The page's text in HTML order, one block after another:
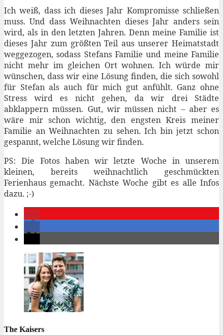
Ich weiß, dass ich dieses Jahr Kompromisse schließen
muss. Und dass Weihnachten dieses Jahr anders sein
wird, als in den letzten Jahren. Denn meine Familie ist
dieses Jahr zum größten Teil aus unserer Heimatstadt
weggezogen, sodass Stefans Familie und meine Familie
nicht mehr im gleichen Ort wohnen. Ich würde mir
wünschen, dass wir eine Lösung finden, die sich sowohl
für Stefan als auch für mich gut anfühlt. Ganz ohne
Stress wird es nicht gehen, da wir drei Städte
abklappern müssen. Gut, wir müssen nicht – aber es
wäre mir schon wichtig, den engsten Kreis meiner
Familie an Weihnachten zu sehen. Ich bin jetzt schon
gespannt, welche Lösung wir finden.
PS: Die Fotos haben wir letzte Woche in unserem
kleinen, bereits weihnachtlich geschmückten
Ferienhaus gemacht. Nächste Woche gibt es alle Infos
dazu. ;-)
The Kaisers